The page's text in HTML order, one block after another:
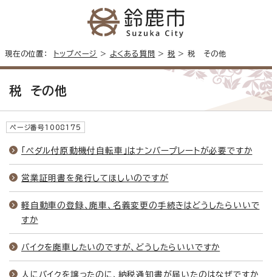
現在の位置： トップページ > よくある質問 > 税 > 税 その他
税 その他
ページ番号1008175
「ペダル付原動機付自転車」はナンバープレートが必要ですか
営業証明書を発行してほしいのですが
軽自動車の登録、廃車、名義変更の手続きはどうしたらいいで
すか
バイクを廃車したいのですが、どうしたらいいですか
人にバイクを譲ったのに、納税通知書が届いたのはなぜですか